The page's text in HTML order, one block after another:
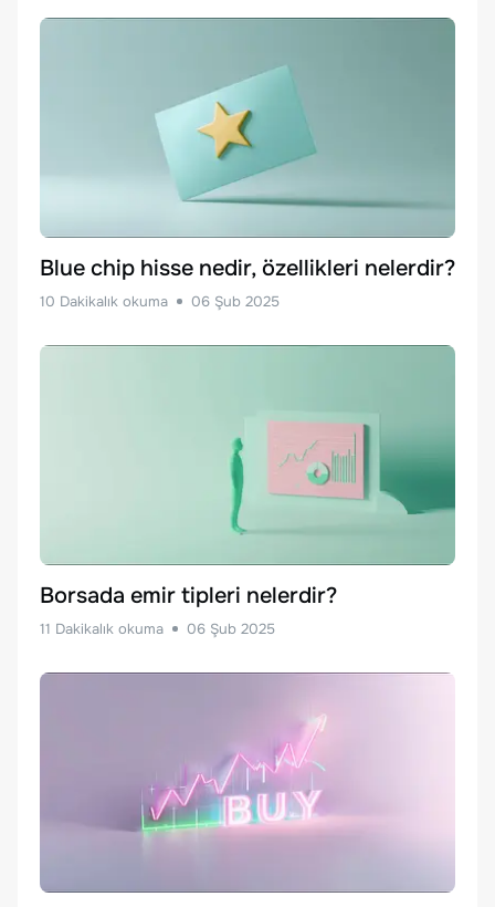
Blue chip hisse nedir, özellikleri nelerdir?
10 Dakikalık okuma 06 Şub 2025
Borsada emir tipleri nelerdir?
11 Dakikalık okuma 06 Şub 2025